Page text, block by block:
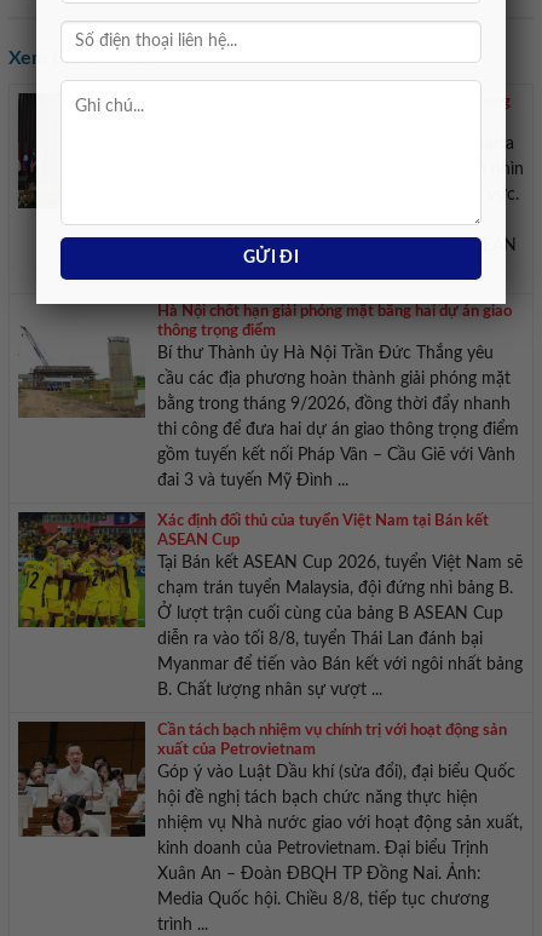
Xem các tin khác:
59 năm ASEAN Giữ vững đoàn kết định hình tương
Lễ kỷ niệm 59 năm thành lập ASEAN tại Jakarta
nhấn mạnh vai trò hợp tác, đối thoại và tầm nhìn
phát triển bền vững đến năm 2045 của khu vực.
Các đại biểu quan chức tại lễ kỷ niệm. Ảnh:
TTXVN. Ngày 8/8, tại trụ sở Ban Thư ký ASEAN
Hà Nội chốt hạn giải phóng mặt bằng hai dự án giao
thông trọng điểm
Bí thư Thành ủy Hà Nội Trần Đức Thắng yêu
cầu các địa phương hoàn thành giải phóng mặt
bằng trong tháng 9/2026, đồng thời đẩy nhanh
thi công để đưa hai dự án giao thông trọng điểm
gồm tuyến kết nối Pháp Vân – Cầu Giẽ với Vành
đai 3 và tuyến Mỹ Đình ...
Xác định đối thủ của tuyển Việt Nam tại Bán kết
ASEAN Cup
Tại Bán kết ASEAN Cup 2026, tuyển Việt Nam sẽ
chạm trán tuyển Malaysia, đội đứng nhì bảng B.
Ở lượt trận cuối cùng của bảng B ASEAN Cup
diễn ra vào tối 8/8, tuyển Thái Lan đánh bại
Myanmar để tiến vào Bán kết với ngôi nhất bảng
B. Chất lượng nhân sự vượt ...
Cần tách bạch nhiệm vụ chính trị với hoạt động sản
xuất của Petrovietnam
Góp ý vào Luật Dầu khí (sửa đổi), đại biểu Quốc
hội đề nghị tách bạch chức năng thực hiện
nhiệm vụ Nhà nước giao với hoạt động sản xuất,
kinh doanh của Petrovietnam. Đại biểu Trịnh
Xuân An – Đoàn ĐBQH TP Đồng Nai. Ảnh:
Media Quốc hội. Chiều 8/8, tiếp tục chương
trình ...